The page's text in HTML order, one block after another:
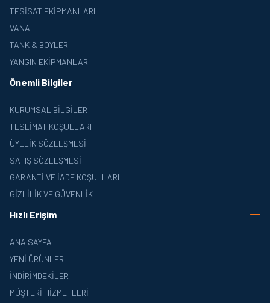
TESISAT EKIPMANLARI
VANA
TANK & BOYLER
YANGIN EKIPMANLARI
Önemli Bilgiler
KURUMSAL BILGILER
TESLIMAT KOŞULLARI
ÜYELIK SÖZLEŞMESI
SATIŞ SÖZLEŞMESI
GARANTI VE İADE KOŞULLARI
GIZLILIK VE GÜVENLIK
Hızlı Erişim
ANA SAYFA
YENI ÜRÜNLER
İNDIRIMDEKILER
MÜŞTERI HIZMETLERI